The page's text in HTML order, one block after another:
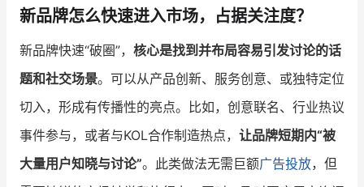
新品牌怎么快速进入市场，占据关注度？
新品牌快速“破圈”， 核心是找到并布局容易引发讨论的话
题和社交场景。可以从产品创新、服务创意、或独特定位
切入，形成有传播性的亮点。比如，创意联名、行业热议
事件参与，或者与KOL合作制造热点， 让品牌短期内“被
大量用户知晓与讨论”。此类做法无需巨额广告投放，但